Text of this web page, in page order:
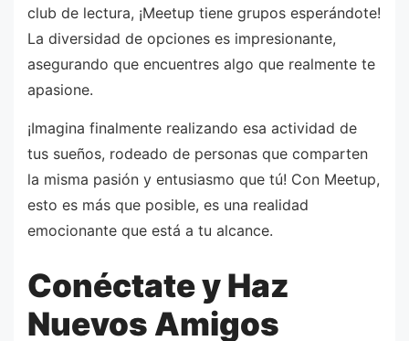
club de lectura, ¡Meetup tiene grupos esperándote!
La diversidad de opciones es impresionante,
asegurando que encuentres algo que realmente te
apasione.
¡Imagina finalmente realizando esa actividad de
tus sueños, rodeado de personas que comparten
la misma pasión y entusiasmo que tú! Con Meetup,
esto es más que posible, es una realidad
emocionante que está a tu alcance.
Conéctate y Haz
Nuevos Amigos